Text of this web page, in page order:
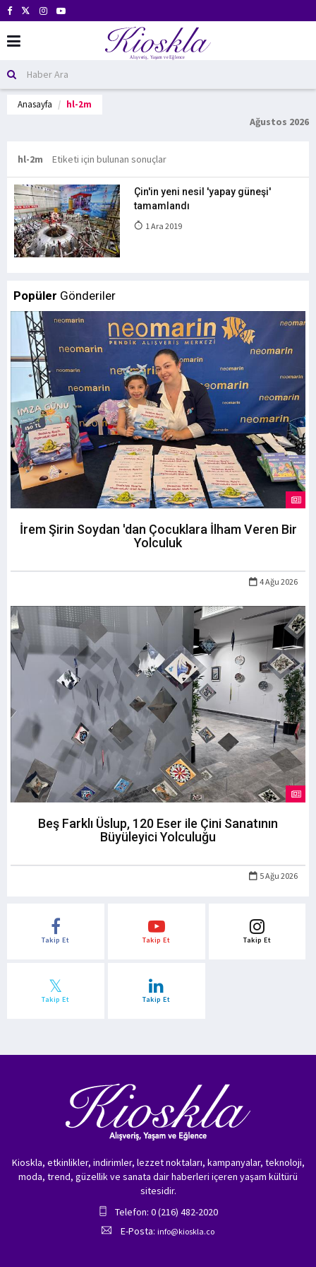
Anasayfa hl-2m
Ağustos 2026
hl-2m Etiketi için bulunan sonuçlar
Çin'in yeni nesil 'yapay güneşi'
tamamlandı
1 Ara 2019
Popüler Gönderiler
İrem Şirin Soydan 'dan Çocuklara İlham Veren Bir
Yolculuk
4 Ağu 2026
Beş Farklı Üslup, 120 Eser ile Çini Sanatının
Büyüleyici Yolculuğu
5 Ağu 2026
Takip Et Takip Et Takip Et
Takip Et Takip Et
Kioskla, etkinlikler, indirimler, lezzet noktaları, kampanyalar, teknoloji,
moda, trend, güzellik ve sanata dair haberleri içeren yaşam kültürü
sitesidir.
Telefon: 0 (216) 482-2020
E-Posta: info@kioskla.co